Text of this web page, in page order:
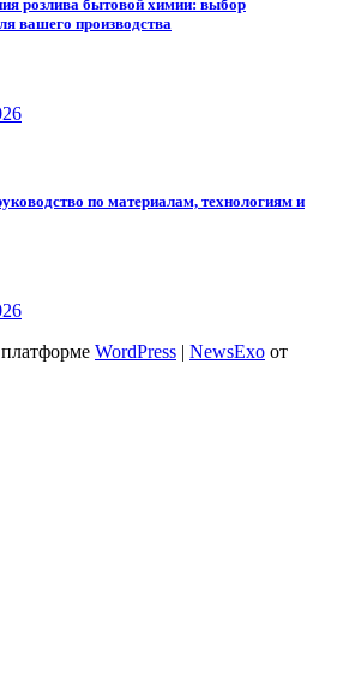
розлива бытовой химии: выбор
вашего производства
по материалам, технологиям и
WordPress | NewsExo от